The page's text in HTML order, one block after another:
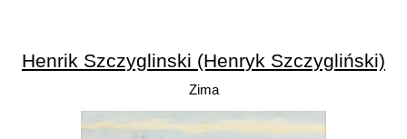
Henrik Szczyglinski (Henryk Szczygliński)
Zima